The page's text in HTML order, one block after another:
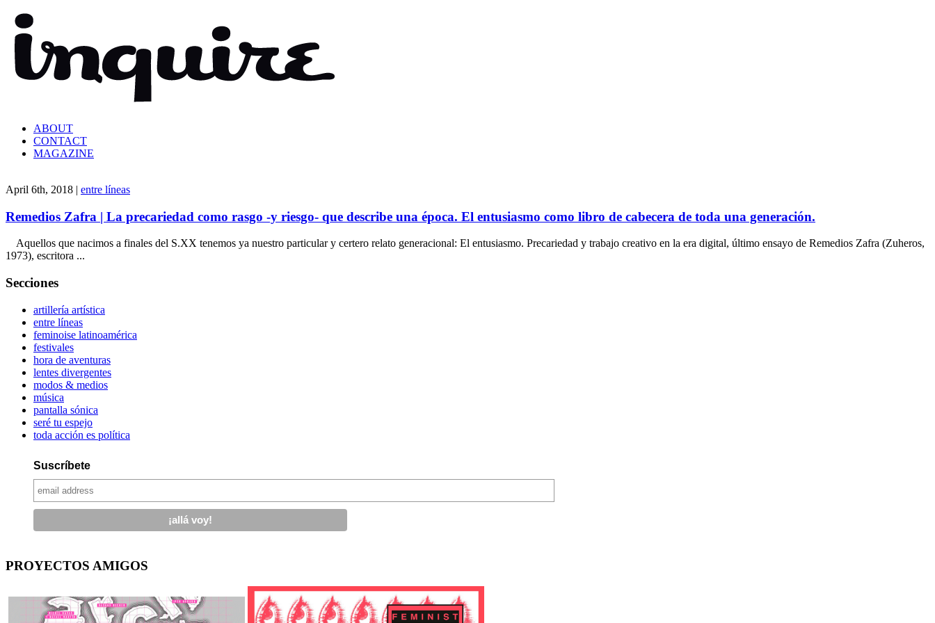
ABOUT
CONTACT
MAGAZINE
April 6th, 2018 | entre líneas
Remedios Zafra | La precariedad como rasgo -y riesgo- que describe una época. El entusiasmo como libro de cabecera de toda una generación.
Aquellos que nacimos a finales del S.XX tenemos ya nuestro particular y certero relato generacional: El entusiasmo. Precariedad y trabajo creativo en la era digital, último ensayo de Remedios Zafra (Zuheros,
1973), escritora ...
Secciones
artillería artística
entre líneas
feminoise latinoamérica
festivales
hora de aventuras
lentes divergentes
modos & medios
música
pantalla sónica
seré tu espejo
toda acción es política
Suscríbete
PROYECTOS AMIGOS